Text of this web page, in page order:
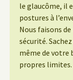
le glaucôme, il
postures à
Nous faisons
sécurité.
même de votre
propres limites.